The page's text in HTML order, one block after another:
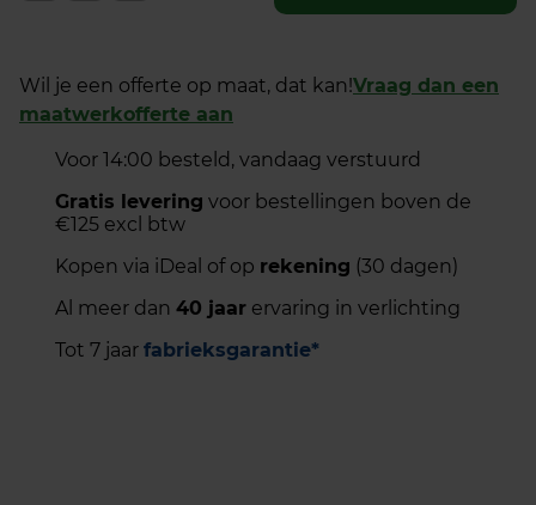
Wil je een offerte op maat, dat kan!Vraag dan een
maatwerkofferte aan
Voor 14:00 besteld, vandaag verstuurd
Gratis levering voor bestellingen boven de
€125 excl btw
Kopen via iDeal of op rekening (30 dagen)
Al meer dan 40 jaar ervaring in verlichting
Tot 7 jaar fabrieksgarantie*